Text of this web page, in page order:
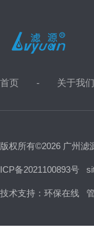
首页 关于我们
版权所有©2026 广州滤
ICP备2021100893号
技术支持： 环保在线